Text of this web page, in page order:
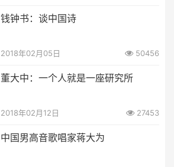
钱钟书：谈中国诗
2018年02月05日 50456
董大中：一个人就是一座研究所
2018年02月12日 27453
中国男高音歌唱家蒋大为